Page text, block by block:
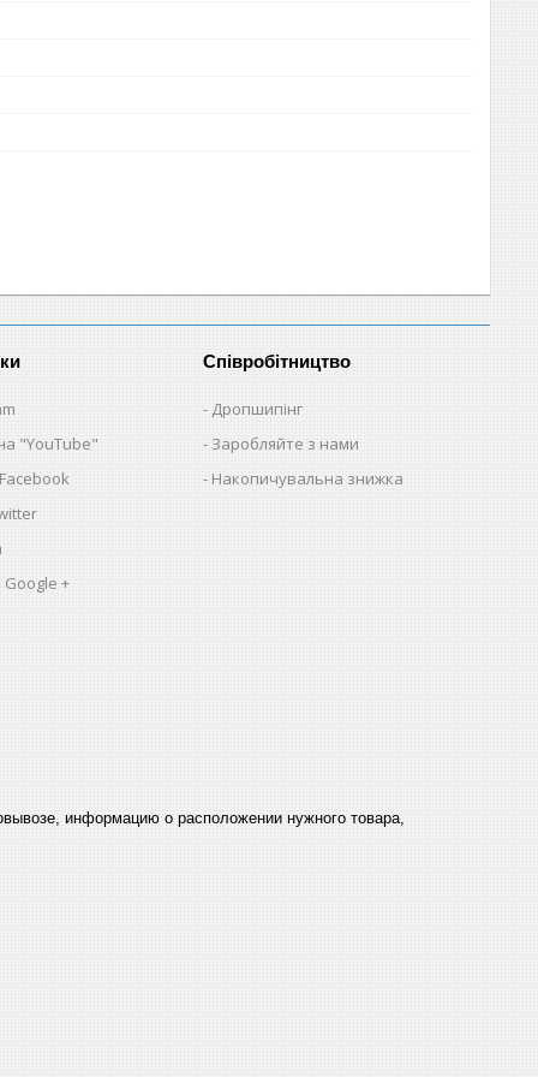
"YouTube"
+
Співробітництво
Дропшипінг
Заробляйте з нами
Накопичувальна знижка
информацию о расположении нужного товара,